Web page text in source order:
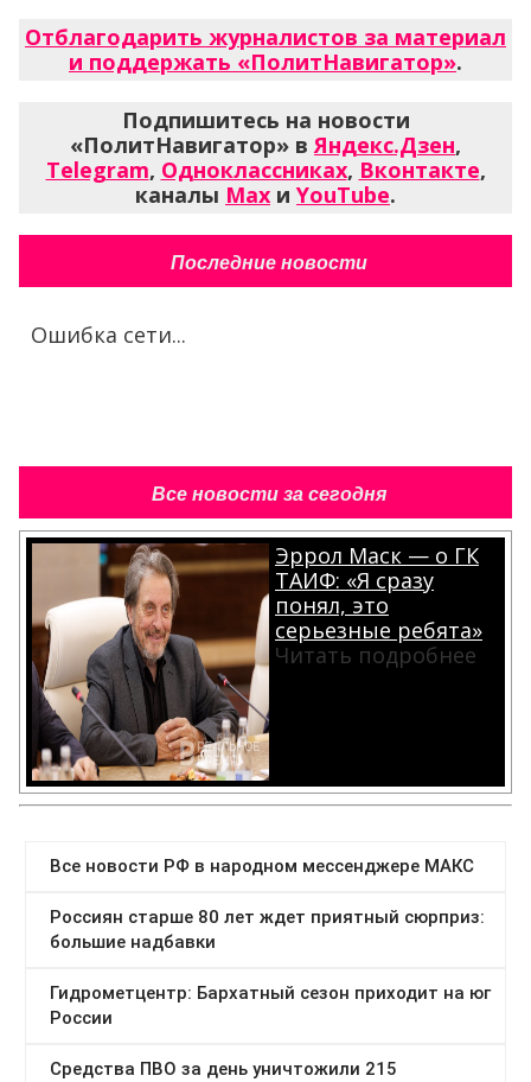
Отблагодарить журналистов за материал
и поддержать «ПолитНавигатор».
Подпишитесь на новости
«ПолитНавигатор» вЯндекс.Дзен,
Telegram, Одноклассниках, Вконтакте,
каналы Max и YouTube.
Последние новости
Ошибка сети...
Все новости за сегодня
Эррол Маск — о ГК
ТАИФ: «Я сразу
понял, это
серьезные ребята»
Читать подробнее